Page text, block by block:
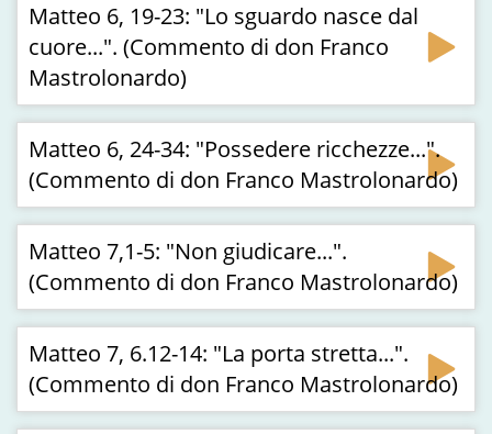
Matteo 6, 19-23: "Lo sguardo nasce dal
cuore...". (Commento di don Franco
Mastrolonardo)
Matteo 6, 24-34: "Possedere ricchezze...".
(Commento di don Franco Mastrolonardo)
Matteo 7,1-5: "Non giudicare...".
(Commento di don Franco Mastrolonardo)
Matteo 7, 6.12-14: "La porta stretta...".
(Commento di don Franco Mastrolonardo)